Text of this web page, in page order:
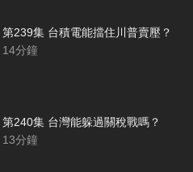
第239集 台積電能擋住川普賣壓？
14分鐘
第240集 台灣能躲過關稅戰嗎？
13分鐘